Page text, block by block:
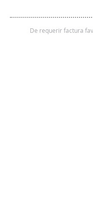
De requerir factura